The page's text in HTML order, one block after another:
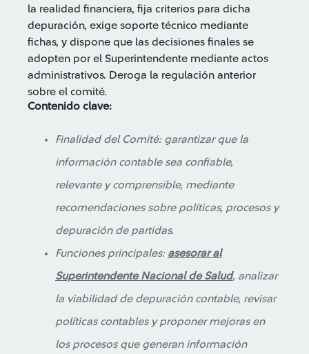
la realidad financiera, fija criterios para dicha
depuración, exige soporte técnico mediante
fichas, y dispone que las decisiones finales se
adopten por el Superintendente mediante actos
administrativos. Deroga la regulación anterior
sobre el comité.
Contenido clave:
Finalidad del Comité: garantizar que la
información contable sea confiable,
relevante y comprensible, mediante
recomendaciones sobre políticas, procesos y
depuración de partidas.
Funciones principales: asesorar al
Superintendente Nacional de Salud, analizar
la viabilidad de depuración contable, revisar
políticas contables y proponer mejoras en
los procesos que generan información